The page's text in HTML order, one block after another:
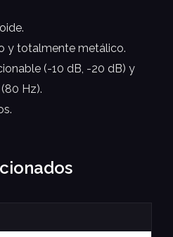
y totalmente metálico.
(-10 dB, -20 dB) y
Hz).